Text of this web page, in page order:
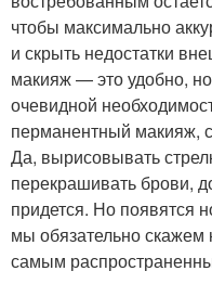
чтобы максимально
и скрыть недостатки
макияж — это удобно, но
очевидной
перманентный макияж,
Да, вырисовывать
перекрашивать брови,
придется. Но появятся
мы обязательно
самым